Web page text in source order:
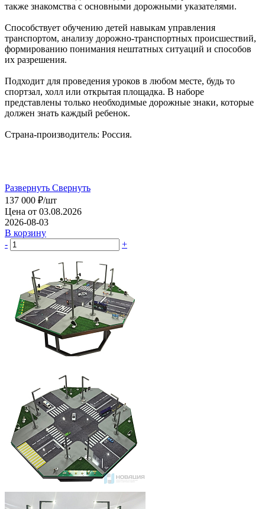
также знакомства с основными дорожными указателями.
Способствует обучению детей навыкам управления
транспортом, анализу дорожно-транспортных происшествий,
формированию понимания нештатных ситуаций и способов
их разрешения.
Подходит для проведения уроков в любом месте, будь то
спортзал, холл или открытая площадка. В наборе
представлены только необходимые дорожные знаки, которые
должен знать каждый ребенок.
Страна-производитель: Россия.
Развернуть Свернуть
137 000 ₽/шт
Цена от 03.08.2026
2026-08-03
В корзину
-
+